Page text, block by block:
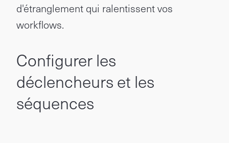
d'étranglement qui ralentissent vos
workflows.
Configurer les
déclencheurs et les
séquences